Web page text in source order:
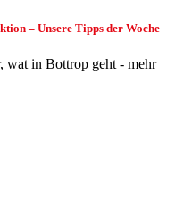
– Unsere Tipps der Woche
wat in Bottrop geht - mehr